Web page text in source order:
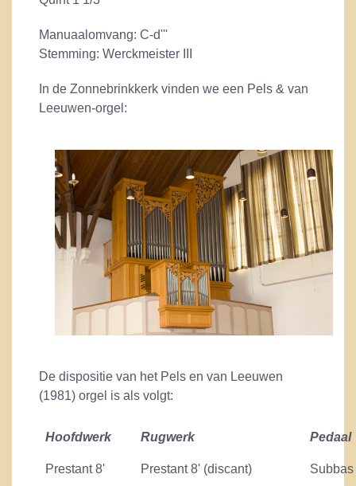
Manuaalomvang: C-d'''
Stemming: Werckmeister III
In de Zonnebrinkkerk vinden we een Pels & van
Leeuwen-orgel:
De dispositie van het Pels en van Leeuwen
(1981) orgel is als volgt:
Hoofdwerk Rugwerk Pedaal
Prestant 8' Prestant 8' (discant) Subbas